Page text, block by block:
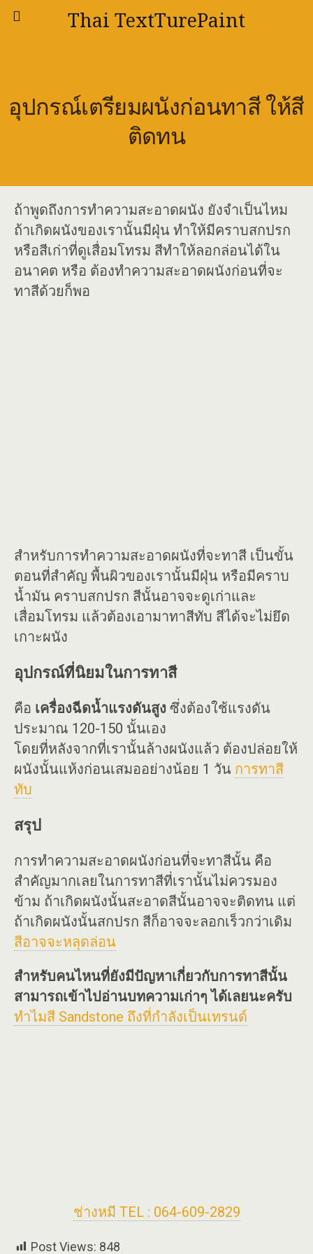
Thai TextTurePaint
อุปกรณ์เตรียมผนังก่อนทาสี ให้สี
ติดทน
ถ้าพูดถึงการทำความสะอาดผนัง ยังจำเป็นไหม
ถ้าเกิดผนังของเรานั้นมีฝุ่น ทำให้มีคราบสกปรก
หรือสีเก่าที่ดูเสื่อมโทรม สีทำให้ลอกล่อนได้ใน
อนาคต หรือ ต้องทำความสะอาดผนังก่อนที่จะ
ทาสีด้วยก็พอ
สำหรับการทำความสะอาดผนังที่จะทาสี เป็นขั้น
ตอนที่สำคัญ พื้นผิวของเรานั้นมีฝุ่น หรือมีคราบ
น้ำมัน คราบสกปรก สีนั้นอาจจะดูเก่าและ
เสื่อมโทรม แล้วต้องเอามาทาสีทับ สีได้จะไม่ยึด
เกาะผนัง
อุปกรณ์ที่นิยมในการทาสี
คือ เครื่องฉีดน้ำแรงดันสูง ซึ่งต้องใช้แรงดัน
ประมาณ 120-150 นั้นเอง
โดยที่หลังจากที่เรานั้นล้างผนังแล้ว ต้องปล่อยให้
ผนังนั้นแห้งก่อนเสมออย่างน้อย 1 วัน การทาสี
ทับ
สรุป
การทำความสะอาดผนังก่อนที่จะทาสีนั้น คือ
สำคัญมากเลยในการทาสีที่เรานั้นไม่ควรมอง
ข้าม ถ้าเกิดผนังนั้นสะอาดสีนั้นอาจจะติดทน แต่
ถ้าเกิดผนังนั้นสกปรก สีก็อาจจะลอกเร็วกว่าเดิม
สีอาจจะหลุดล่อน
สำหรับคนไหนที่ยังมีปัญหาเกี่ยวกับการทาสีนั้น
สามารถเข้าไปอ่านบทความเก่าๆ ได้เลยนะครับ
ทำไมสี Sandstone ถึงที่กำลังเป็นเทรนด์
ช่างหมี TEL : 064-609-2829
Post Views: 848